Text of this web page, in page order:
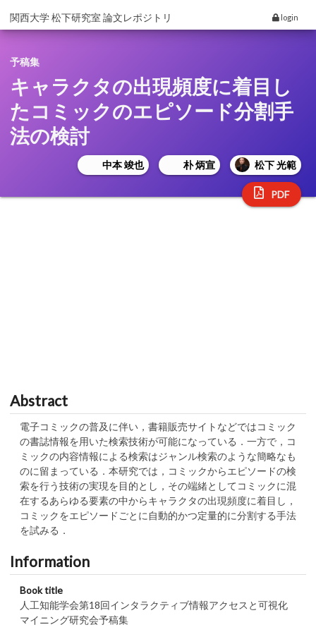
関西大学 松下研究室 論文レポジトリ login
予稿集
キャラクタの出現頻度に着目し
たコミックのエピソード分割手
法の検討
中本 竣也 朴 炳宣 松下 光範
PDF
Abstract
電子コミックの普及に伴い，書籍販売サイトなどではコミック
の書誌情報を用いた検索技術が可能になっている．一方で，コ
ミックの内容情報による検索はジャンル検索のような簡略なも
のに留まっている．本研究では，コミックからエピソードの検
索を行う技術の実現を目的とし，その端緒としてコミックに混
在するあらゆる要素の中からキャラクタの出現頻度に着目し，
コミックをエピソードごとに自動的かつ定量的に分割する手法
を試みる．
Information
Book title
人工知能学会第18回インタラクティブ情報アクセスと可視化
マイニング研究会予稿集